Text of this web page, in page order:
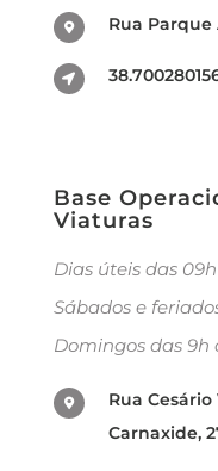
Rua Parque
Base
Viaturas
Dias úteis das
Sábados e
Domingos das 9h
Rua
Carnaxide,